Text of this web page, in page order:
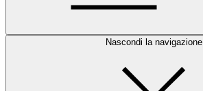
Nascondi la navigazione